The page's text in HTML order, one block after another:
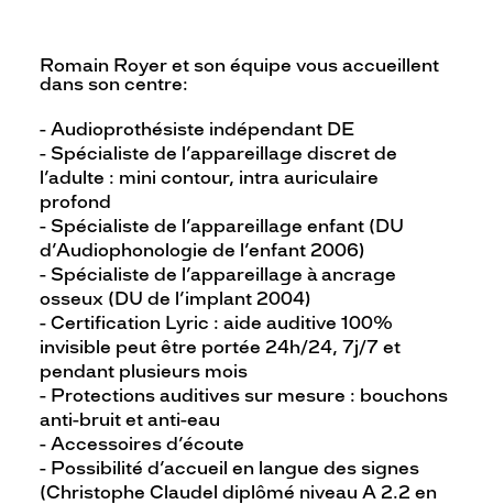
Romain Royer et son équipe vous accueillent
dans son centre:
- Audioprothésiste indépendant DE
- Spécialiste de l’appareillage discret de
l’adulte : mini contour, intra auriculaire
profond
- Spécialiste de l’appareillage enfant (DU
d’Audiophonologie de l’enfant 2006)
- Spécialiste de l’appareillage à ancrage
osseux (DU de l’implant 2004)
- Certification Lyric : aide auditive 100%
invisible peut être portée 24h/24, 7j/7 et
pendant plusieurs mois
- Protections auditives sur mesure : bouchons
anti-bruit et anti-eau
- Accessoires d’écoute
- Possibilité d’accueil en langue des signes
(Christophe Claudel diplômé niveau A 2.2 en